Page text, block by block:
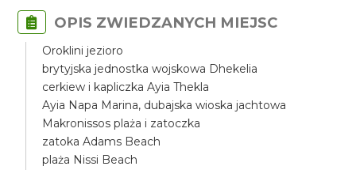
OPIS ZWIEDZANYCH MIEJSC
Oroklini jezioro
brytyjska jednostka wojskowa Dhekelia
cerkiew i kapliczka Ayia Thekla
Ayia Napa Marina, dubajska wioska jachtowa
Makronissos plaża i zatoczka
zatoka Adams Beach
plaża Nissi Beach